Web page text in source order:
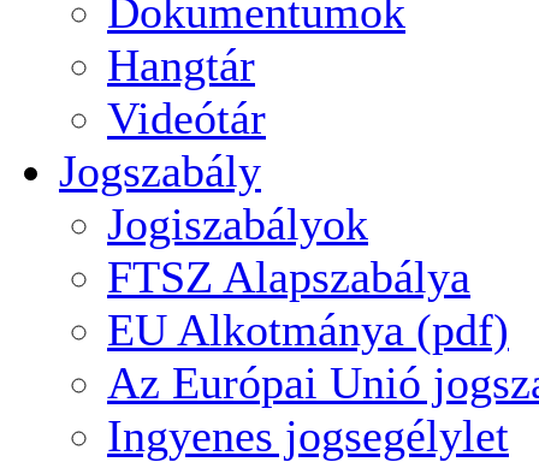
Dokumentumok
Hangtár
Videótár
Jogszabály
Jogiszabályok
FTSZ Alapszabálya
EU Alkotmánya (pdf)
Az Európai Unió
Ingyenes jogsegélylet